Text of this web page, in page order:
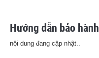
Hướng dẫn bảo hành
nội dung đang cập nhật..